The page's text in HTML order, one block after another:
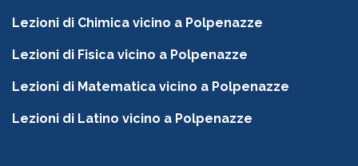
Lezioni di Chimica vicino a Polpenazze
Lezioni di Fisica vicino a Polpenazze
Lezioni di Matematica vicino a Polpenazze
Lezioni di Latino vicino a Polpenazze